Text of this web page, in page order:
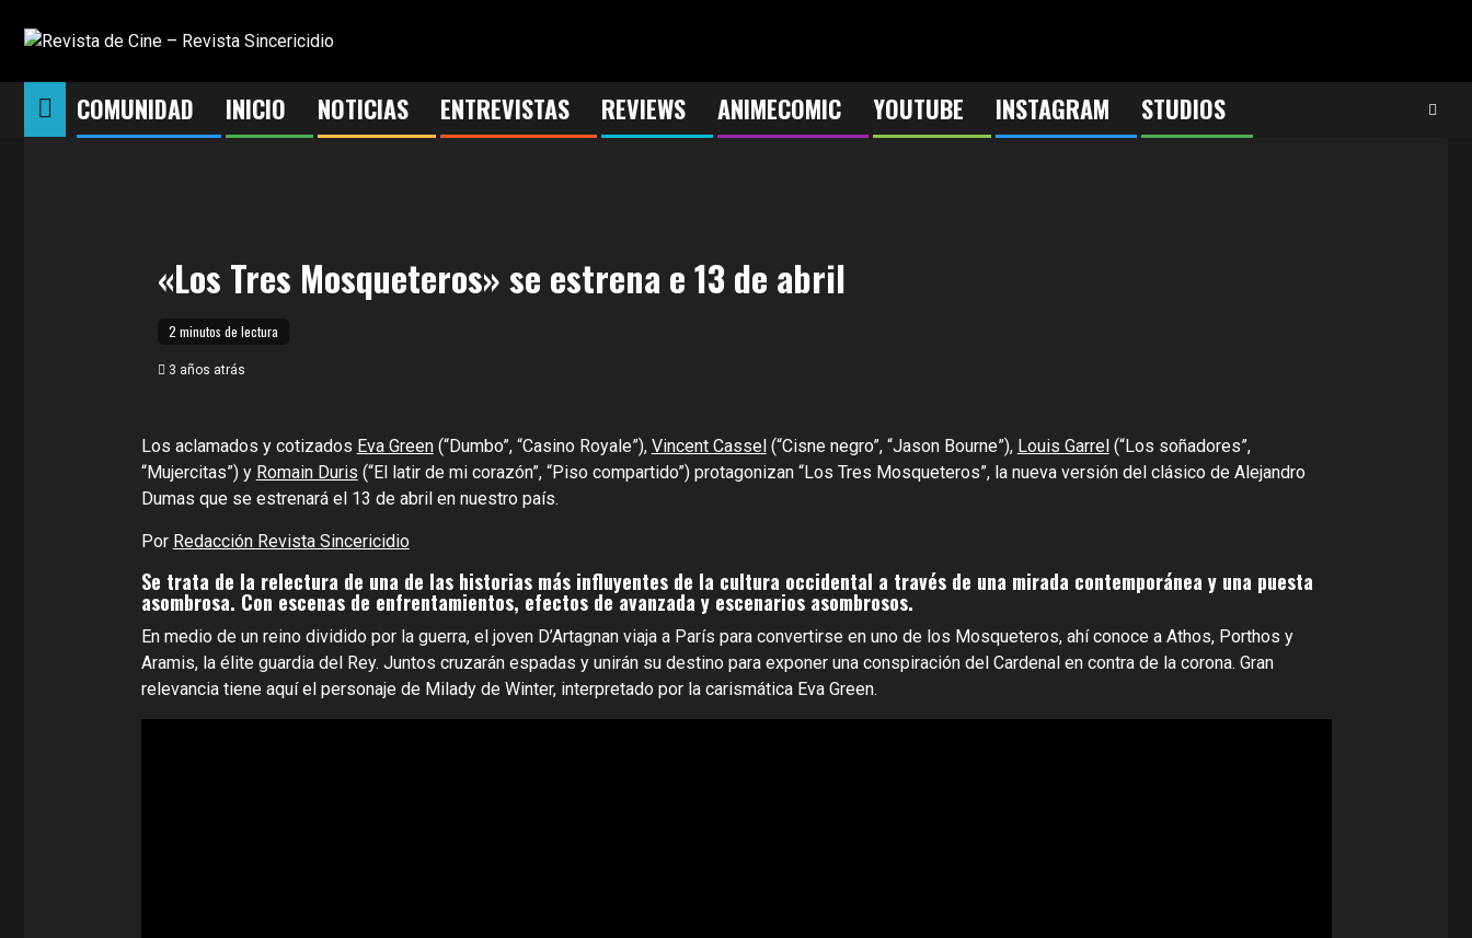
COMUNIDAD INICIO NOTICIAS ENTREVISTAS REVIEWS ANIMECOMIC YOUTUBE INSTAGRAM STUDIOS
«Los Tres Mosqueteros» se estrena e 13 de abril
2 minutos de lectura
3 años atrás
Los aclamados y cotizados Eva Green(“Dumbo”, “Casino Royale”), Vincent Cassel (“Cisne negro”, “Jason Bourne”), Louis Garrel (“Los soñadores”,
“Mujercitas”) y Romain Duris (“El latir de mi corazón”, “Piso compartido”) protagonizan “Los Tres Mosqueteros”, la nueva versión del clásico de Alejandro
Dumas que se estrenará el 13 de abril en nuestro país.
Por Redacción Revista Sincericidio
Se trata de la relectura de una de las historias más influyentes de la cultura occidental a través de una mirada contemporánea y una puesta
asombrosa. Con escenas de enfrentamientos, efectos de avanzada y escenarios asombrosos.
En medio de un reino dividido por la guerra, el joven D’Artagnan viaja a París para convertirse en uno de los Mosqueteros, ahí conoce a Athos, Porthos y
Aramis, la élite guardia del Rey. Juntos cruzarán espadas y unirán su destino para exponer una conspiración del Cardenal en contra de la corona. Gran
relevancia tiene aquí el personaje de Milady de Winter, interpretado por la carismática Eva Green.